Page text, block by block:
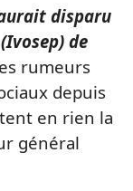
disparu
de
rumeurs
depuis
en rien la
général